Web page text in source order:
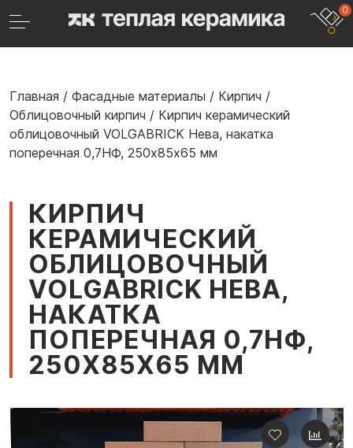
0
Главная / Фасадные материалы / Кирпич /
Облицовочный кирпич / Кирпич керамический
облицовочный VOLGABRICK Нева, накатка
поперечная 0,7НФ, 250х85х65 мм
КИРПИЧ
КЕРАМИЧЕСКИЙ
ОБЛИЦОВОЧНЫЙ
VOLGABRICK НЕВА,
НАКАТКА
ПОПЕРЕЧНАЯ 0,7НФ,
250Х85Х65 ММ